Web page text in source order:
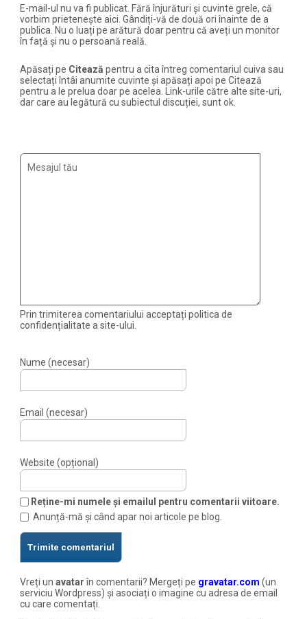
E-mail-ul nu va fi publicat. Fără înjurături și cuvinte grele, că
vorbim prietenește aici. Gândiți-vă de două ori înainte de a
publica. Nu o luați pe arătură doar pentru că aveți un monitor
în față și nu o persoană reală.
Apăsați pe Citează pentru a cita întreg comentariul cuiva sau
selectați întâi anumite cuvinte și apăsați apoi pe Citează
pentru a le prelua doar pe acelea. Link-urile către alte site-uri,
dar care au legătură cu subiectul discuției, sunt ok.
Prin trimiterea comentariului acceptați politica de
confidențialitate a site-ului.
Nume (necesar)
Email (necesar)
Website (opțional)
Reține-mi numele și emailul pentru comentarii viitoare.
Anunță-mă și când apar noi articole pe blog.
Vreți unavatarîn comentarii? Mergeți pe gravatar.com (un
serviciu Wordpress) și asociați o imagine cu adresa de email
cu care comentați.